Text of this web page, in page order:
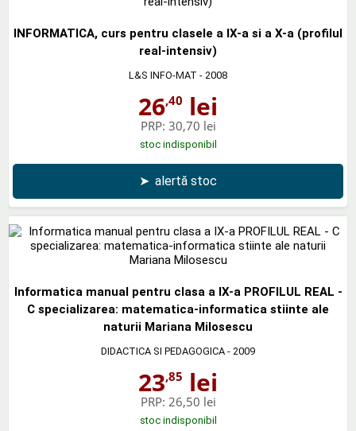
INFORMATICA, curs pentru clasele a IX-a si a X-a (profilul
real-intensiv)
L&S INFO-MAT - 2008
26,40 lei
PRP: 30,70 lei
stoc indisponibil
➤ alertă stoc
Informatica manual pentru clasa a IX-a PROFILUL REAL -
C specializarea: matematica-informatica stiinte ale
naturii Mariana Milosescu
DIDACTICA SI PEDAGOGICA - 2009
23,85 lei
PRP: 26,50 lei
stoc indisponibil